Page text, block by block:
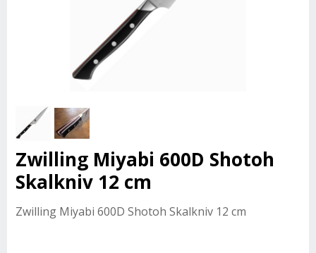
Zwilling Miyabi 600D Shotoh
Skalkniv 12 cm
Zwilling Miyabi 600D Shotoh Skalkniv 12 cm